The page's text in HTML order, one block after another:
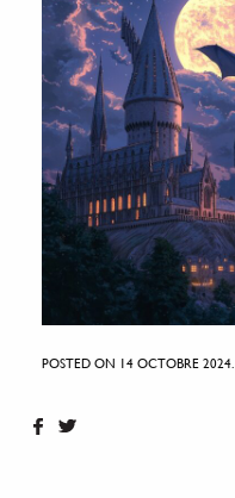
POSTED ON 14 OCTOBRE 2024.